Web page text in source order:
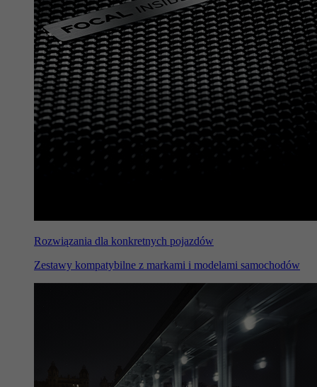
Rozwiązania dla konkretnych pojazdów
Zestawy kompatybilne z markami i modelami samochodów